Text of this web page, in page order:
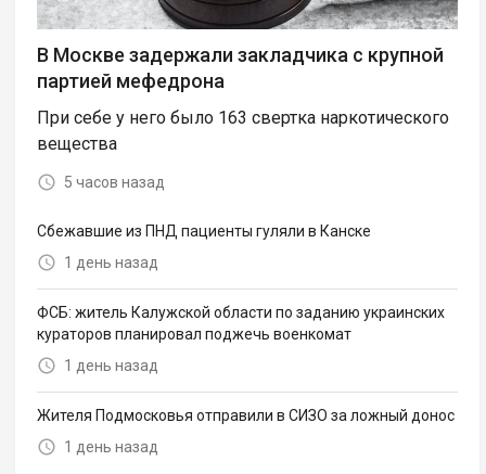
В Москве задержали закладчика с крупной
партией мефедрона
При себе у него было 163 свертка наркотического
вещества
5 часов назад
Сбежавшие из ПНД пациенты гуляли в Канске
1 день назад
ФСБ: житель Калужской области по заданию украинских
кураторов планировал поджечь военкомат
1 день назад
Жителя Подмосковья отправили в СИЗО за ложный донос
1 день назад